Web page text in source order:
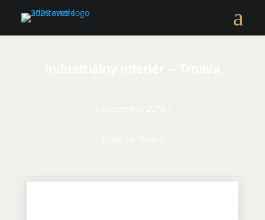
a
Industriálny interiér – Trnava
• december 2018•